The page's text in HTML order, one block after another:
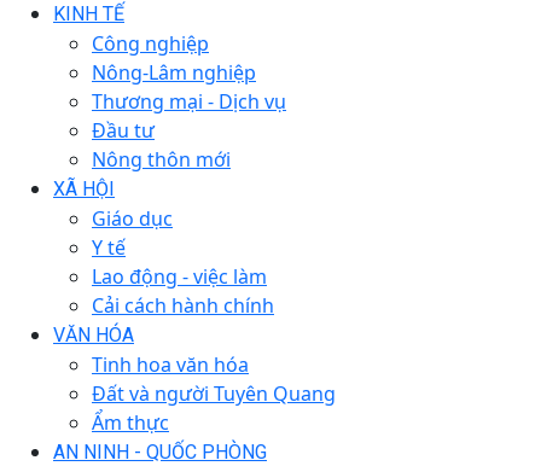
KINH TẾ
Công nghiệp
Nông-Lâm nghiệp
Thương mại - Dịch vụ
Đầu tư
Nông thôn mới
XÃ HỘI
Giáo dục
Y tế
Lao động - việc làm
Cải cách hành chính
VĂN HÓA
Tinh hoa văn hóa
Đất và người Tuyên Quang
Ẩm thực
AN NINH - QUỐC PHÒNG